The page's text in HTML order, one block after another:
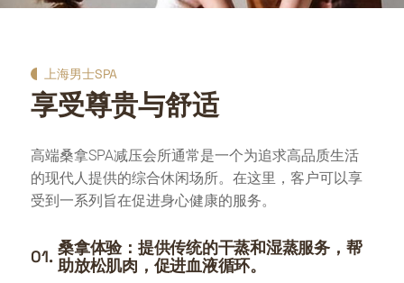
上海男士SPA
享受尊贵与舒适
高端桑拿SPA减压会所通常是一个为追求高品质生活
的现代人提供的综合休闲场所。在这里，客户可以享
受到一系列旨在促进身心健康的服务。
01. 桑拿体验：提供传统的干蒸和湿蒸服务，帮
助放松肌肉，促进血液循环。